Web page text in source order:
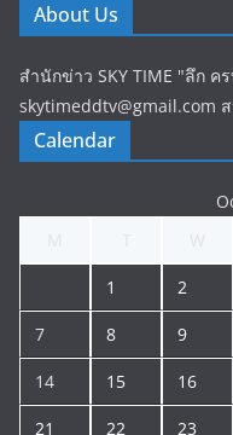
About Us
สำนักข่าว SKY TIME "ลึก ค
skytimeddtv@gmail.com
Calendar
1 2
7 8 9
14 15 16
21 22 23